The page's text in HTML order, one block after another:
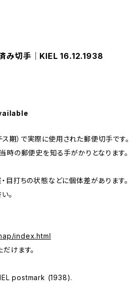
み切手｜KIEL 16.12.1938
期）で実際に使用された郵便切手です。
時の郵便史を知る手がかりとなります。
目打ちの状態などに個体差があります。
。
index.html
けます。
postmark (1938).